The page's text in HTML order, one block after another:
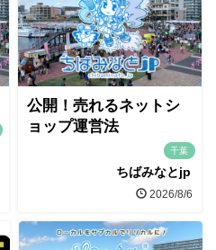
公開！売れるネットシ
ョップ運営法
千葉
ちばみなとjp
2026/8/6